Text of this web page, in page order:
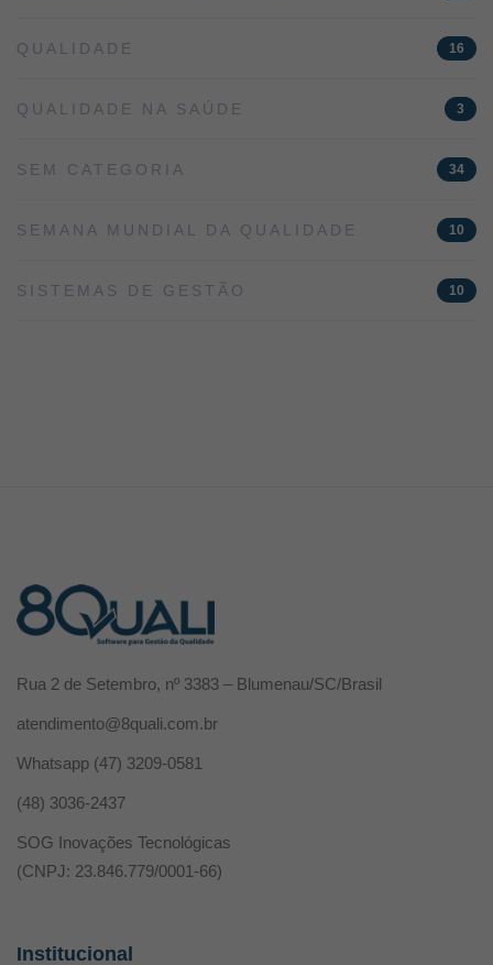
QUALIDADE 16
QUALIDADE NA SAÚDE 3
SEM CATEGORIA 34
SEMANA MUNDIAL DA QUALIDADE 10
SISTEMAS DE GESTÃO 10
Rua 2 de Setembro, nº 3383 – Blumenau/SC/Brasil
atendimento@8quali.com.br
Whatsapp (47) 3209-0581
(48) 3036-2437
SOG Inovações Tecnológicas
(CNPJ: 23.846.779/0001-66)
Institucional